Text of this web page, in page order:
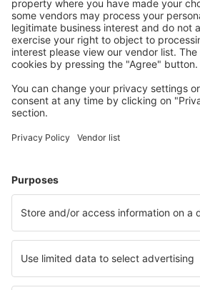
Cazarea preferată
Alege din peste 1,3 mil. de
apartamente și altele.
Cele mai căutate cazări de
Cazare în Germania - Orașe populare
Cazare Westerhever
Cazare în Gromitz Cazare în Sankt
Cazare în Oldenburg Cazare în Leipzig
Cazare în Cuxhaven Cazare în